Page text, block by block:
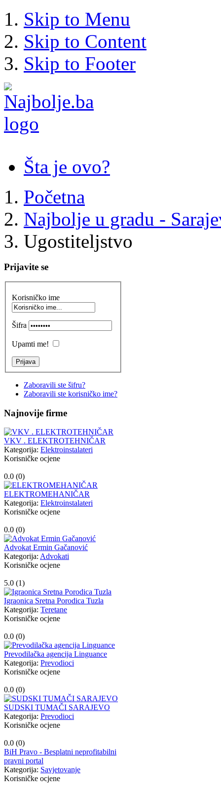
Skip to Menu
Skip to Content
Skip to Footer
Šta je ovo?
Početna
Najbolje u gradu -
Ugostiteljstvo
Prijavite se
Korisničko ime
Šifra
Upamti me!
Zaboravili ste šifru?
Zaboravili ste korisničko ime?
Najnovije firme
VKV . ELEKTROTEHNIČAR
Kategorija: Elektroinstalateri
Korisničke ocjene
0.0 (0)
ELEKTROMEHANIČAR
Kategorija: Elektroinstalateri
Korisničke ocjene
0.0 (0)
Advokat Ermin Gačanović
Kategorija: Advokati
Korisničke ocjene
5.0 (1)
Igraonica Sretna Porodica Tuzla
Kategorija: Teretane
Korisničke ocjene
0.0 (0)
Prevodilačka agencija Linguance
Kategorija: Prevodioci
Korisničke ocjene
0.0 (0)
SUDSKI TUMAČI SARAJEVO
Kategorija: Prevodioci
Korisničke ocjene
0.0 (0)
BiH Pravo - Besplatni neprofitabilni
pravni portal
Kategorija: Savjetovanje
Korisničke ocjene